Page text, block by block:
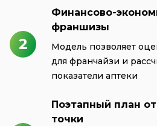
2
Финансово-
франшизы
Модель позволяет
для франчайзи и
показатели аптеки
Поэтапный план
точки